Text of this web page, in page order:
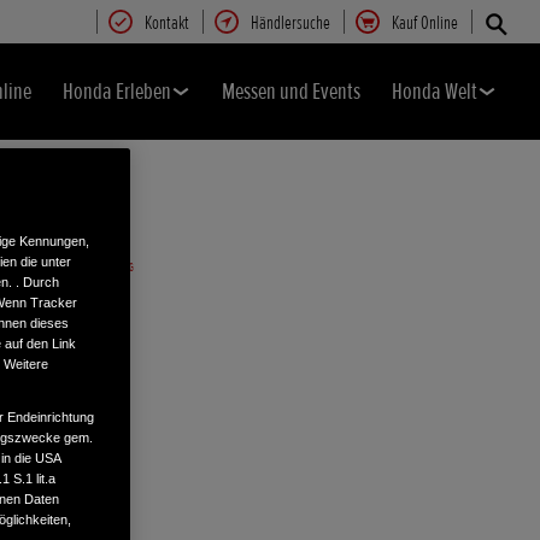
Kontakt Händlersuche Kauf Online
Honda Erleben Messen und Events Honda Welt
Kennungen,
die unter
. Durch
Tracker
dieses
auf den Link
Weitere
Endeinrichtung
gem.
die USA
S.1 lit.a
Daten